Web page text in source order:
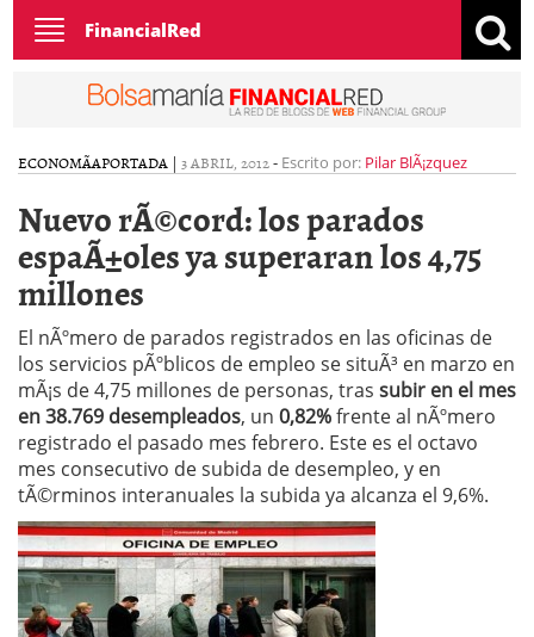
Toggle
navigation
FinancialRed
ECONOMÃ­APORTADA | 3 ABRIL, 2012- Escrito por: Pilar BlÃ¡zquez
Nuevo rÃ©cord: los parados
espaÃ±oles ya superaran los 4,75
millones
El nÃºmero de parados registrados en las oficinas de
los servicios pÃºblicos de empleo se situÃ³ en marzo en
mÃ¡s de 4,75 millones de personas, tras subir en el mes
en 38.769 desempleados, un 0,82%frente al nÃºmero
registrado el pasado mes febrero. Este es el octavo
mes consecutivo de subida de desempleo, y en
tÃ©rminos interanuales la subida ya alcanza el 9,6%.